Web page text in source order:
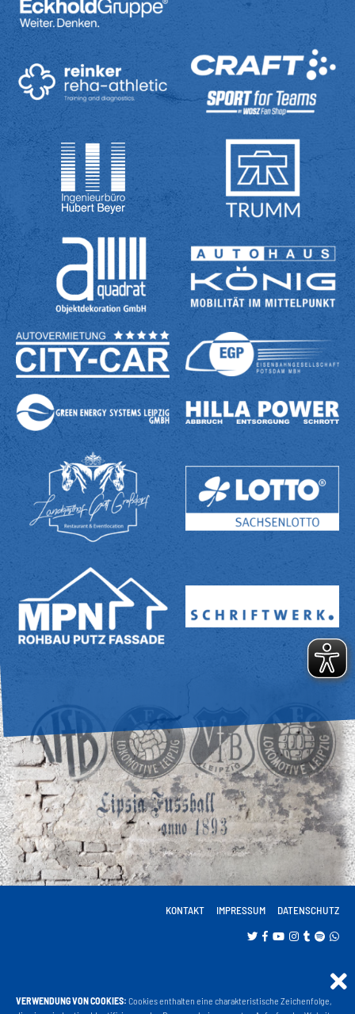
KONTAKT IMPRESSUM DATENSCHUTZ
VERWENDUNG VON COOKIES: Cookies enthalten eine charakteristische Zeichenfolge,